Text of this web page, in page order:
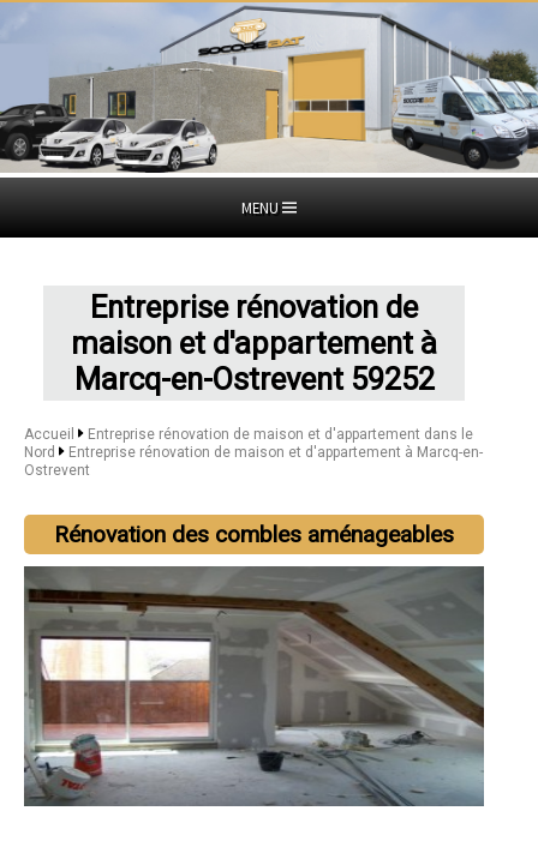
MENU
Entreprise rénovation de
maison et d'appartement à
Marcq-en-Ostrevent 59252
Accueil
Entreprise rénovation de maison et d'appartement dans le
Nord
Entreprise rénovation de maison et d'appartement à Marcq-en-
Ostrevent
Rénovation des combles aménageables